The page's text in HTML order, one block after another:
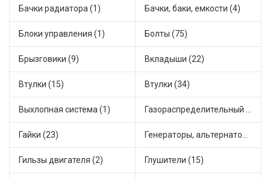
Бачки радиатора (1) Бачки, баки, емкости (4)
Блоки управления (1) Болты (75)
Брызговики (9) Вкладыши (22)
Втулки (15) Втулки (34)
Выхлопная система (1) Газораспределительный механизм (2)
Гайки (23) Генераторы, альтернаторы и комплектующие (48)
Гильзы двигателя (2) Глушители (15)